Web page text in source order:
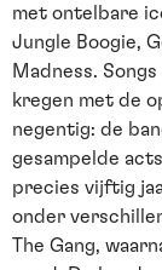
met ontelbare
Jungle Boogie,
Madness.
kregen met de
negentig: de
gesampelde
precies vijftig
onder
The Gang,